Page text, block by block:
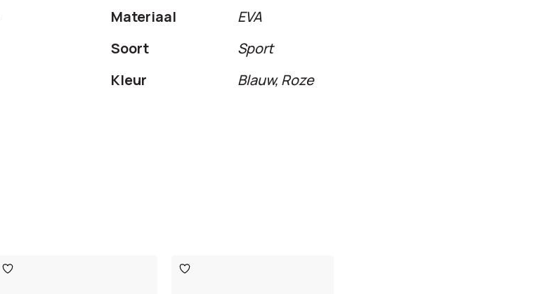
Materiaal
EVA
Soort
Sport
Kleur
Blauw, Roze
Toevoegen
aan
Toevoegen
aan